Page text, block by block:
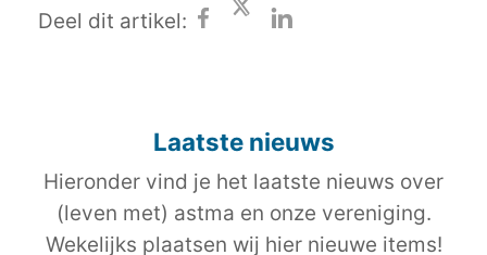
Deel dit artikel:
Laatste nieuws
Hieronder vind je het laatste nieuws over
(leven met) astma en onze vereniging.
Wekelijks plaatsen wij hier nieuwe items!